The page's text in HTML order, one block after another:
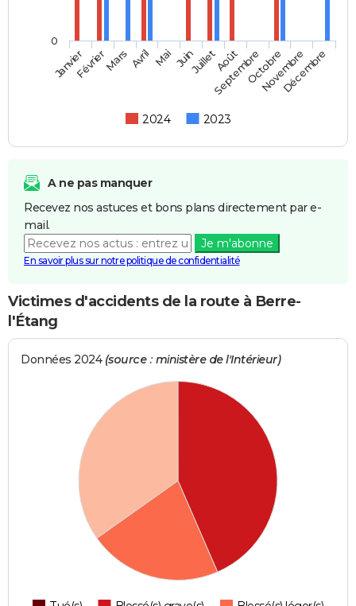
2024 2023
JanvierFévrierMars Avril Mai JuinJuilletAoût
SeptembreOctobre
Novembre
Décembre
0
A ne pas manquer
Recevez nos astuces et bons plans directement par e-
mail.
Je m'abonne
En savoir plus sur notre politique de confidentialité
Victimes d'accidents de la route à Berre-
l'Étang
Données 2024 (source : ministère de l'Intérieur)